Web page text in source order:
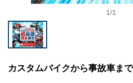
1/1
カスタムバイクから事故車まで